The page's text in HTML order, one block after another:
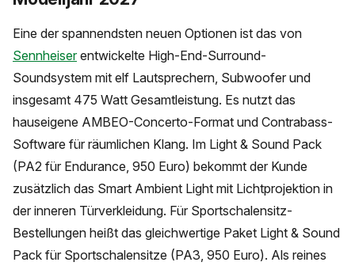
Eine der spannendsten neuen Optionen ist das von
Sennheiserentwickelte High-End-Surround-
Soundsystem mit elf Lautsprechern, Subwoofer und
insgesamt 475 Watt Gesamtleistung. Es nutzt das
hauseigene AMBEO-Concerto-Format und Contrabass-
Software für räumlichen Klang. Im Light & Sound Pack
(PA2 für Endurance, 950 Euro) bekommt der Kunde
zusätzlich das Smart Ambient Light mit Lichtprojektion in
der inneren Türverkleidung. Für Sportschalensitz-
Bestellungen heißt das gleichwertige Paket Light & Sound
Pack für Sportschalensitze (PA3, 950 Euro). Als reines